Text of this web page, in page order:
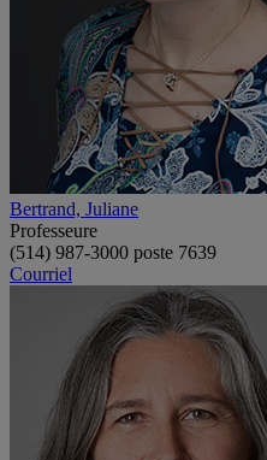
Bertrand, Juliane
Professeure
(514) 987-3000 poste 7639
Courriel